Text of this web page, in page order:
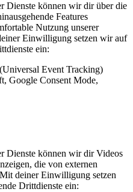
Dienste können wir dir über die
Features
Nutzung unserer
Einwilligung setzen wir auf
ein:
Event Tracking)
Google Consent Mode,
Dienste können wir dir Videos
die von externen
deiner Einwilligung setzen
Drittdienste ein: